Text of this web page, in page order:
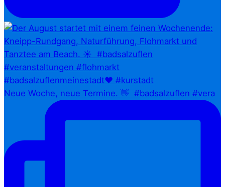
Neue Woche, neue Termine. 👋⁠ ⁠ #badsalzuflen #vera